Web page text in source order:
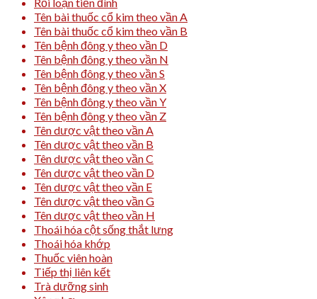
Tên bài thuốc cổ kim theo vần A
Tên bài thuốc cổ kim theo vần B
Tên bệnh đông y theo vần D
Tên bệnh đông y theo vần N
Tên bệnh đông y theo vần S
Tên bệnh đông y theo vần X
Tên bệnh đông y theo vần Y
Tên bệnh đông y theo vần Z
Tên dược vật theo vần A
Tên dược vật theo vần B
Tên dược vật theo vần C
Tên dược vật theo vần D
Tên dược vật theo vần E
Tên dược vật theo vần G
Tên dược vật theo vần H
Thoái hóa cột sống thắt lưng
Thoái hóa khớp
Thuốc viên hoàn
Tiếp thị liên kết
Trà dưỡng sinh